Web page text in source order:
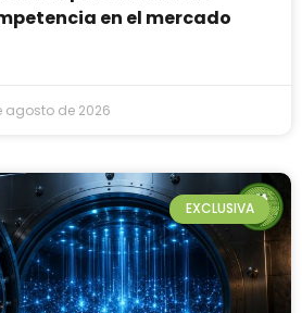
en el mercado
agosto de 2026
EXCLUSIVA